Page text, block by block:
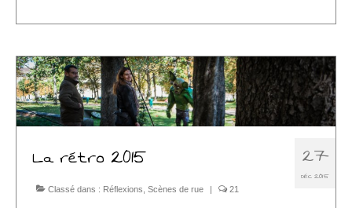
27
DÉC 2015
La rétro 2015
Classé dans : Réflexions, Scènes de rue 21